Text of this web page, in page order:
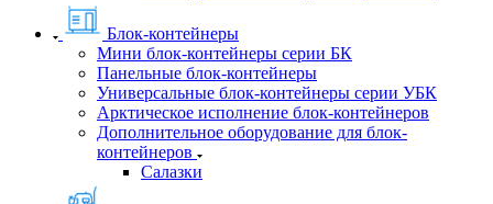
Блок-контейнеры
Мини блок-контейнеры серии БК
Панельные блок-контейнеры
Универсальные блок-контейнеры серии УБК
Арктическое исполнение блок-контейнеров
Дополнительное оборудование для блок-
контейнеров
Салазки